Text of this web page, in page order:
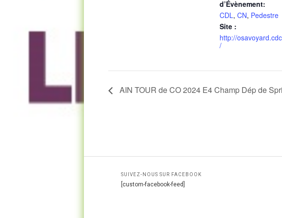
d’Évènement:
CDL, CN, Pedestre
Site :
http://
/
AIN TOUR de CO 2024 E4 Champ Dép de
SUIVEZ-NOUS SUR FACEBOOK
[custom-facebook-feed]